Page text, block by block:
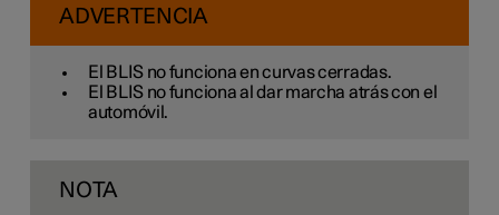
ADVERTENCIA
El BLIS no funciona en curvas cerradas.
El BLIS no funciona al dar marcha atrás con el
automóvil.
NOTA